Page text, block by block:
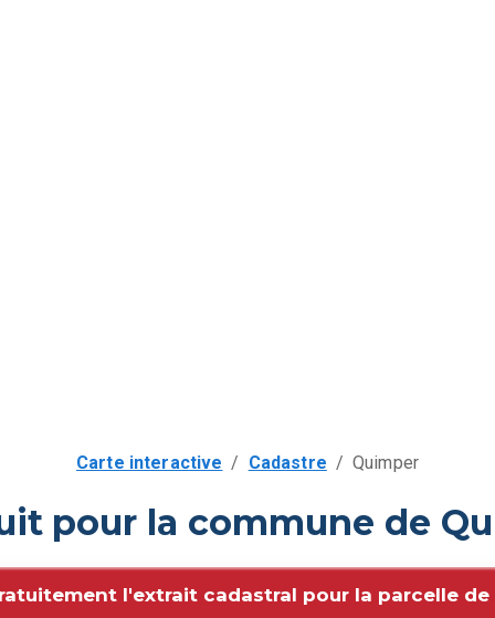
Carte interactive / Cadastre / Quimper
pour la commune de
l'extrait cadastral pour la parcelle de